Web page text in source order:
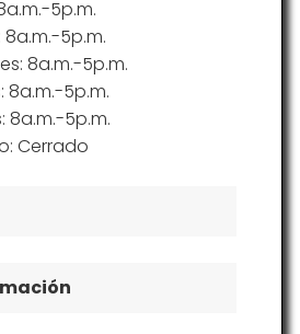
5p.m.
8a.m.-5p.m.
8a.m.-5p.m.
8a.m.-5p.m.
8a.m.-5p.m.
Cerrado